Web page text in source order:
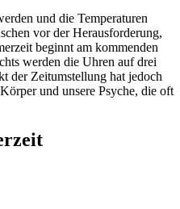
und die Temperaturen
vor der Herausforderung,
beginnt am kommenden
werden die Uhren auf drei
der Zeitumstellung hat jedoch
und unsere Psyche, die oft